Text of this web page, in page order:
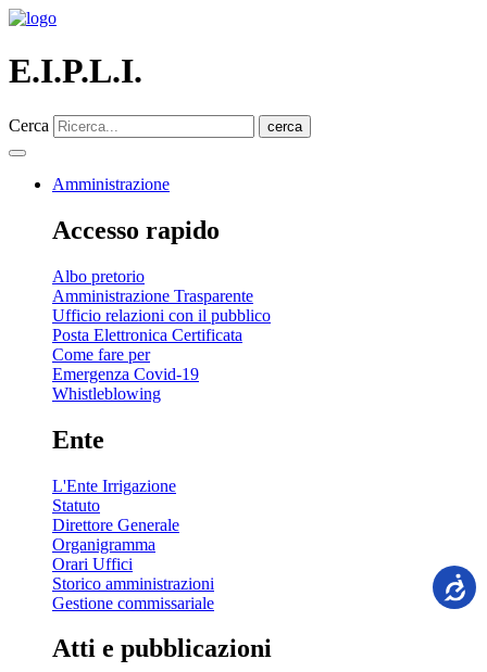
E.I.P.L.I.
Cerca cerca
Amministrazione
Accesso rapido
Albo pretorio
Amministrazione Trasparente
Ufficio relazioni con il pubblico
Posta Elettronica Certificata
Come fare per
Emergenza Covid-19
Whistleblowing
Ente
L'Ente Irrigazione
Statuto
Direttore Generale
Organigramma
Orari Uffici
Storico amministrazioni
Gestione commissariale
Atti e pubblicazioni